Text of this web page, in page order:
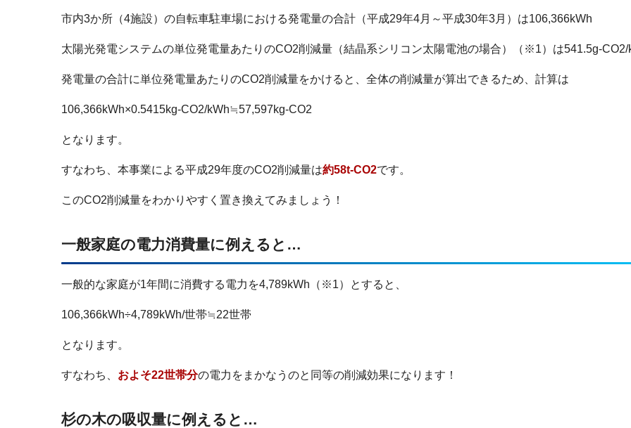
市内3か所（4施設）の自転車駐車場における発電量の合計（平成29年4月～平成30年3月）は106,366kWh
太陽光発電システムの単位発電量あたりのCO2削減量（結晶系シリコン太陽電池の場合）（※1）は541.5g-CO2/
発電量の合計に単位発電量あたりのCO2削減量をかけると、全体の削減量が算出できるため、計算は
106,366kWh×0.5415kg-CO2/kWh≒57,597kg-CO2
となります。
すなわち、本事業による平成29年度のCO2削減量は約58t-CO2です。
このCO2削減量をわかりやすく置き換えてみましょう！
一般家庭の電力消費量に例えると…
一般的な家庭が1年間に消費する電力を4,789kWh（※1）とすると、
106,366kWh÷4,789kWh/世帯≒22世帯
となります。
すなわち、 およそ22世帯分の電力をまかなうのと同等の削減効果になります！
杉の木の吸収量に例えると…